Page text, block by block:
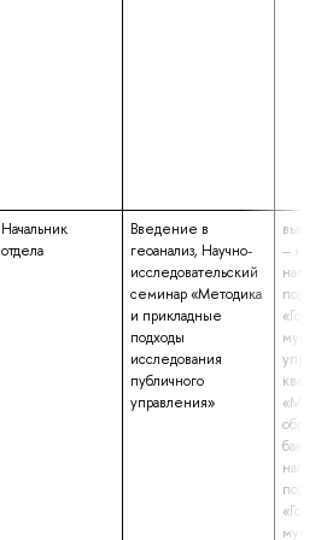
Начальник
отдела
Введение в
геоанализ, Научно-
исследовательский
семинар «Методика
и прикладные
подходы
исследования
публичного
управления»
–